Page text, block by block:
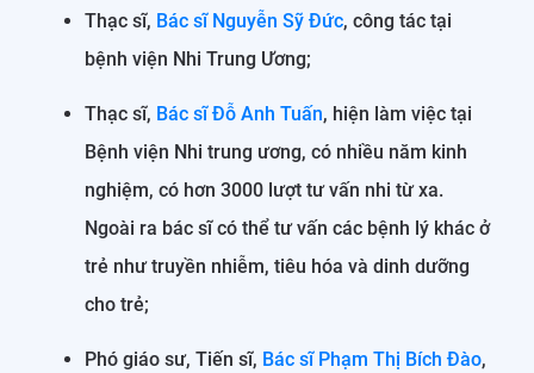
Thạc sĩ, Bác sĩ Nguyễn Sỹ Đức, công tác tại
bệnh viện Nhi Trung Ương;
Thạc sĩ, Bác sĩ Đỗ Anh Tuấn, hiện làm việc tại
Bệnh viện Nhi trung ương, có nhiều năm kinh
nghiệm, có hơn 3000 lượt tư vấn nhi từ xa.
Ngoài ra bác sĩ có thể tư vấn các bệnh lý khác ở
trẻ như truyền nhiễm, tiêu hóa và dinh dưỡng
cho trẻ;
Phó giáo sư, Tiến sĩ, Bác sĩ Phạm Thị Bích Đào,